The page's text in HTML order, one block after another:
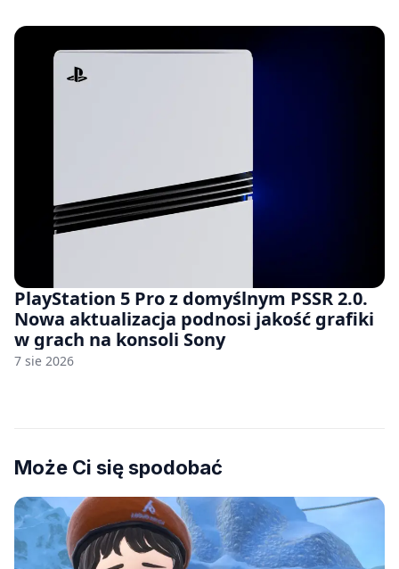
PlayStation 5 Pro z domyślnym PSSR 2.0.
Nowa aktualizacja podnosi jakość grafiki
w grach na konsoli Sony
7 sie 2026
Może Ci się spodobać